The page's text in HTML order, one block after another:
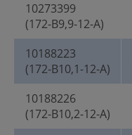
10273399
(172-B9,9-12-A)
10188223
(172-B10,1-12-A)
10188226
(172-B10,2-12-A)